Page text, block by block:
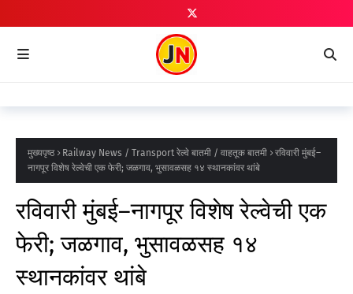
मुख्यपृष्ठ Railway News / Transport रेल्वे बातमी / वाहतूक बातमी
रविवारी मुंबई–
नागपूर विशेष रेल्वेची एक फेरी; जळगाव, भुसावळसह १४ स्थानकांवर थांबे
रविवारी मुंबई–नागपूर विशेष रेल्वेची एक
फेरी; जळगाव, भुसावळसह १४
स्थानकांवर थांबे